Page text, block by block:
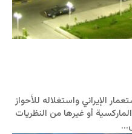
الإيراني واستغلاله للأحواز
أو غيرها من النظريات